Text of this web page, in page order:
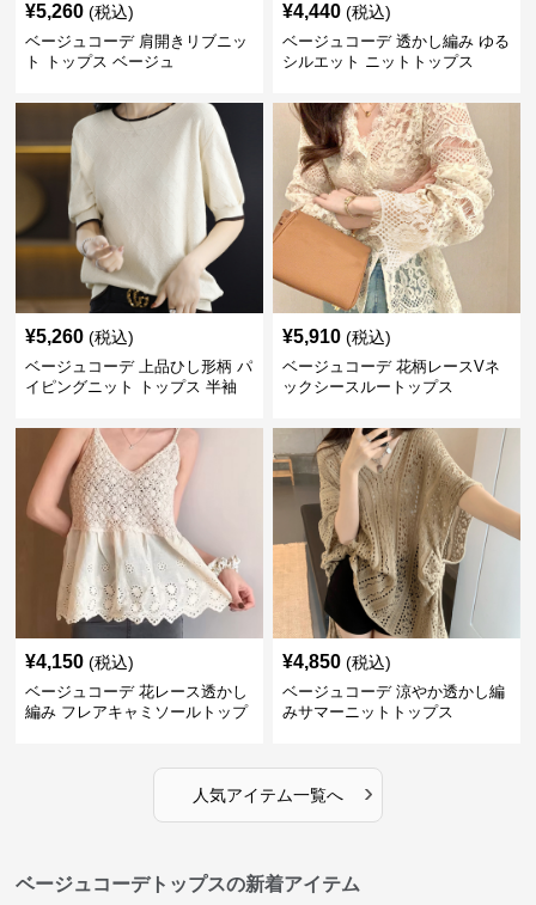
¥5,260 (税込)
ベージュコーデ 肩開きリブニッ
ト トップス ベージュ
¥4,440 (税込)
ベージュコーデ 透かし編み ゆる
シルエット ニットトップス
¥5,260 (税込)
ベージュコーデ 上品ひし形柄 パ
イピングニット トップス 半袖
¥5,910 (税込)
ベージュコーデ 花柄レースVネ
ックシースルートップス
¥4,150 (税込)
ベージュコーデ 花レース透かし
編み フレアキャミソールトップ
¥4,850 (税込)
ベージュコーデ 涼やか透かし編
みサマーニットトップス
人気アイテム一覧へ ›
ベージュコーデトップスの新着アイテム